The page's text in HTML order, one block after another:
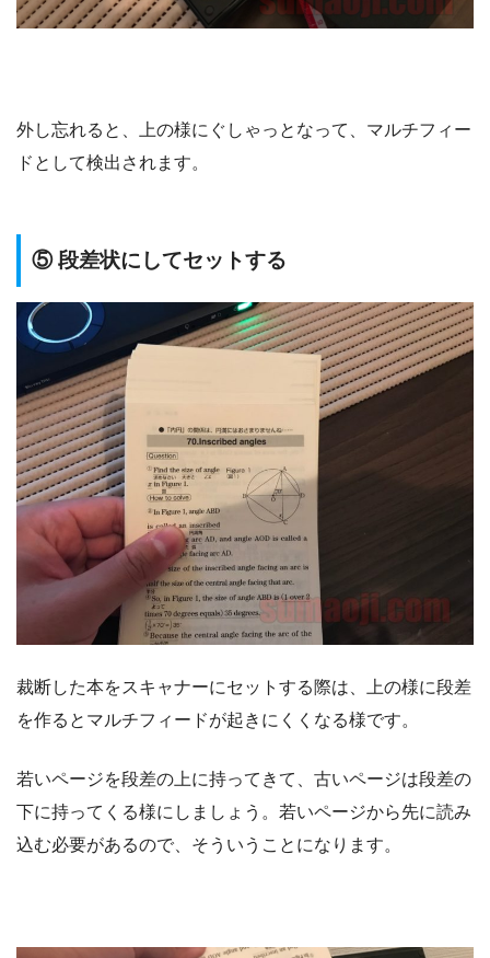
外し忘れると、上の様にぐしゃっとなって、マルチフィー
ドとして検出されます。
⑤ 段差状にしてセットする
裁断した本をスキャナーにセットする際は、上の様に段差
を作るとマルチフィードが起きにくくなる様です。
若いページを段差の上に持ってきて、古いページは段差の
下に持ってくる様にしましょう。若いページから先に読み
込む必要があるので、そういうことになります。